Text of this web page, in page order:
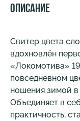
Описание
Свитер цвета
вдохновлён
«Локомотива»
повседневном
ношения зимой в
Объединяет в
практичность,